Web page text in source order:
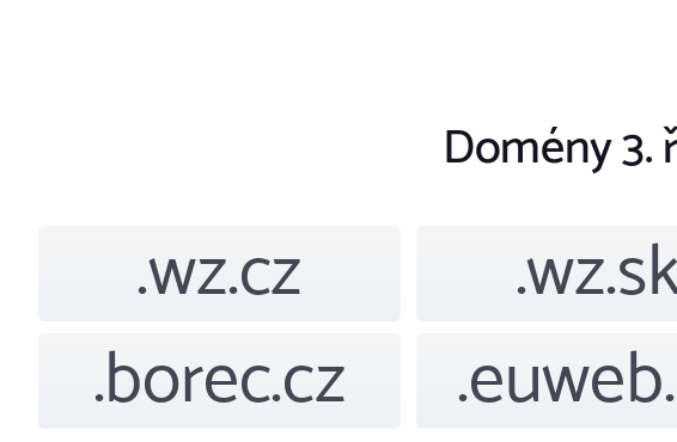
Domény 3.
.wz.cz
.borec.cz